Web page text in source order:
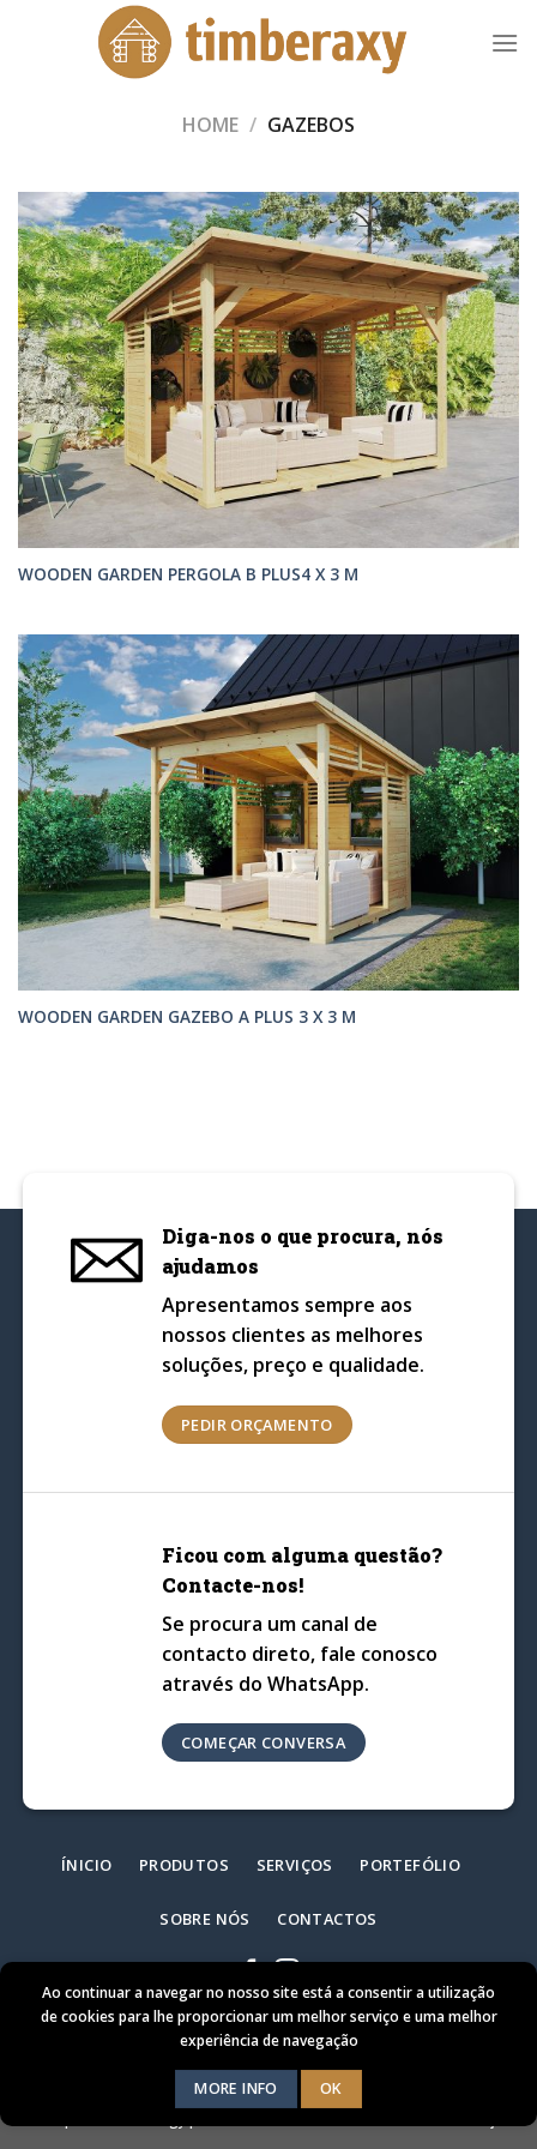
HOME / GAZEBOS
WOODEN GARDEN PERGOLA B PLUS4 X 3 M
WOODEN GARDEN GAZEBO A PLUS 3 X 3 M
Diga-nos o que procura, nós
ajudamos
Apresentamos sempre aos
nossos clientes as melhores
soluções, preço e qualidade.
PEDIR ORÇAMENTO
Ficou com alguma questão?
Contacte-nos!
Se procura um canal de
contacto direto, fale conosco
através do WhatsApp.
COMEÇAR CONVERSA
ÍNICIO PRODUTOS SERVIÇOS PORTEFÓLIO
SOBRE NÓS CONTACTOS
Timberaxy - Construções em Madeira © 2026 /
Ao continuar a navegar no nosso site está a consentir a utilização
de cookies para lhe proporcionar um melhor serviço e uma melhor
experiência de navegação
MORE INFO OK